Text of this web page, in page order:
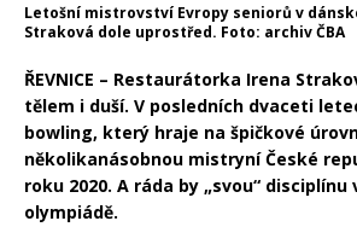
Letošní mistrovství Evropy seniorů v
Straková dole uprostřed. Foto: archiv ČBA
ŘEVNICE – Restaurátorka Irena
tělem i duší. V posledních dvaceti
bowling, který hraje na špičkové
několikanásobnou mistryní České
roku 2020. A ráda by „svou“ disciplínu
olympiádě.